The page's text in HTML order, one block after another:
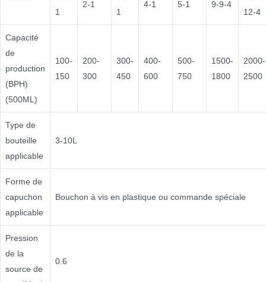
1
2-1
1
4-1
5-1
9-9-4
12-4
Capacité
de
production
(BPH)
(500ML)
100-
150
200-
300
300-
450
400-
600
500-
750
1500-
1800
2000-
2500
Type de
bouteille
applicable
3-10L
Forme de
capuchon
applicable
Bouchon à vis en plastique ou commande spéciale
Pression
de la
source de
0.6